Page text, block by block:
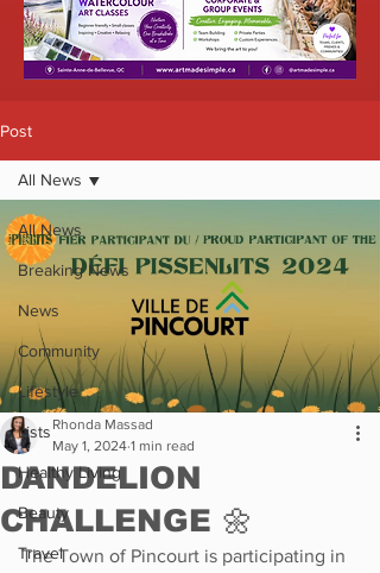
Post
All News
Breaking News
News
Community
Lifestyle
Lists
Healthy Living
Beauty
Travel
All News
DANDELION
CHALLENGE 🌼
Rhonda Massad
May 1, 2024 1 min read
The Town of Pincourt is participating in